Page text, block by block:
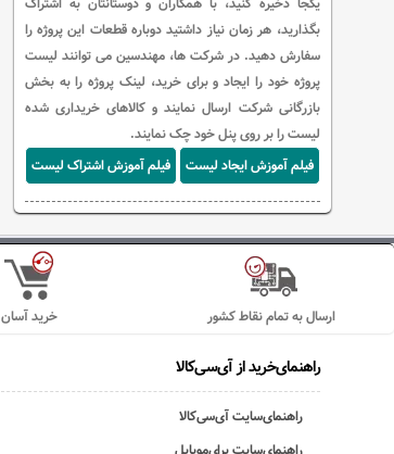
بگذارید، هر زمان نیاز داشتید دوباره قطعات این پروژه را
سفارش دهید. در شرکت ها، مهندسین می توانند لیست
پروژه خود را ایجاد و برای خرید، لینک پروژه را به بخش
بازرگانی شرکت ارسال نمایند و کالاهای خریداری شده
لیست را بر روی پنل خود چک نمایند.
فیلم آموزش ایجاد لیست
فیلم آموزش اشتراک لیست
خرید آسان ارسال به تمام نقاط کشور
راهنمای‌خرید از آی‌سی‌کالا
راهنمای‌سایت آی‌سی‌کالا